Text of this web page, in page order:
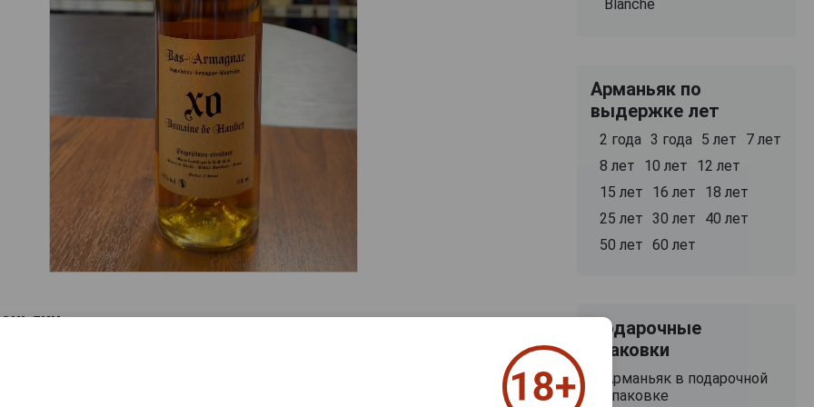
Blanche
Арманьяк по
выдержке лет
2 года 3 года 5 лет
7 лет
8 лет
10 лет
12 лет
15 лет
16 лет
18 лет
25 лет 30 лет
40 лет
50 лет 60 лет
Подарочные
упаковки
Арманьяк в подарочной
упаковке